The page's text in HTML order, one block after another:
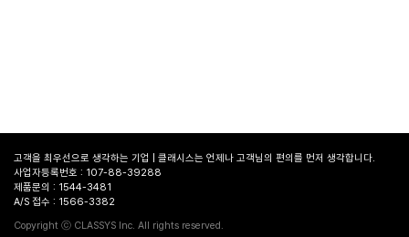
고객을 최우선으로 생각하는 기업 | 클래시스는 언제나 고객님의 편의를 먼저 생각합니다.
사업자등록번호 : 107-88-39288
제품문의 : 1544-3481
A/S 접수 : 1566-3382
Copyright ⓒ CLASSYS Inc. All rights reserved.